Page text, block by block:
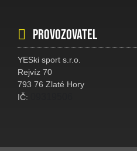
Provozovatel
YESki sport s.r.o.
Rejvíz 70
793 76 Zlaté Hory
IČ: